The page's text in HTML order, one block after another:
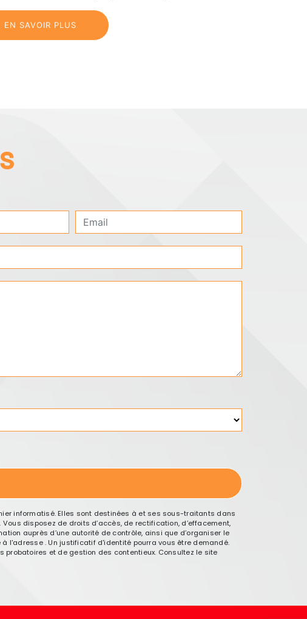
EN SAVOIR PLUS
informatisé. Elles sont destinées à et ses sous-traitants dans
disposez de droits d’accès, de rectification, d’effacement,
auprès d’une autorité de contrôle, ainsi que d’organiser le
l'adresse . Un justificatif d'identité pourra vous être demandé.
probatoires et de gestion des contentieux. Consultez le site